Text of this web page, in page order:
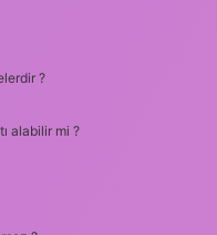
?
alabilir mi ?